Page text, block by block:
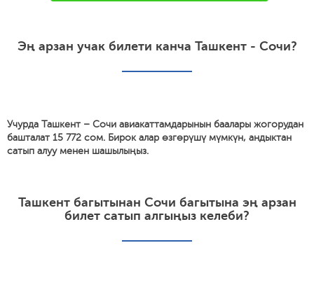
Эң арзан учак билети канча Ташкент - Сочи?
Учурда Ташкент – Сочи авиакаттамдарынын баалары жогорудан
башталат 15 772 сом. Бирок алар өзгөрүшү мүмкүн, андыктан
сатып алуу менен шашылыңыз.
Ташкент багытынан Сочи багытына эң арзан
билет сатып алгыңыз келеби?